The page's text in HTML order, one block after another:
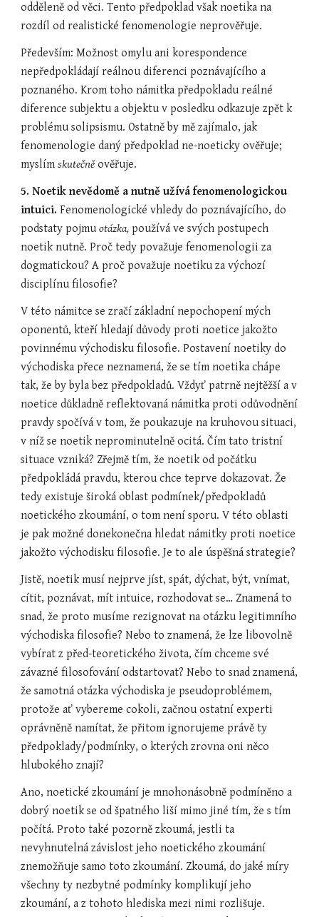
odděleně od věci. Tento předpoklad však noetika na
rozdíl od realistické fenomenologie neprověřuje.
Především: Možnost omylu ani korespondence
nepředpokládají reálnou diferenci poznávajícího a
poznaného. Krom toho námitka předpokladu reálné
diference subjektu a objektu v posledku odkazuje zpět k
problému solipsismu. Ostatně by mě zajímalo, jak
fenomenologie daný předpoklad ne-noeticky ověřuje;
myslím skutečně ověřuje.
5. Noetik nevědomě a nutně užívá fenomenologickou
intuici. Fenomenologické vhledy do poznávajícího, do
podstaty pojmu otázka, používá ve svých postupech
noetik nutně. Proč tedy považuje fenomenologii za
dogmatickou? A proč považuje noetiku za výchozí
disciplínu filosofie?
V této námitce se zračí základní nepochopení mých
oponentů, kteří hledají důvody proti noetice jakožto
povinnému východisku filosofie. Postavení noetiky do
východiska přece neznamená, že se tím noetika chápe
tak, že by byla bez předpokladů. Vždyť patrně nejtěžší a v
noetice důkladně reflektovaná námitka proti odůvodnění
pravdy spočívá v tom, že poukazuje na kruhovou situaci,
v níž se noetik neprominutelně ocitá. Čím tato tristní
situace vzniká? Zřejmě tím, že noetik od počátku
předpokládá pravdu, kterou chce teprve dokazovat. Že
tedy existuje široká oblast podmínek/předpokladů
noetického zkoumání, o tom není sporu. V této oblasti
je pak možné donekonečna hledat námitky proti noetice
jakožto východisku filosofie. Je to ale úspěšná strategie?
Jistě, noetik musí nejprve jíst, spát, dýchat, být, vnímat,
cítit, poznávat, mít intuice, rozhodovat se… Znamená to
snad, že proto musíme rezignovat na otázku legitimního
východiska filosofie? Nebo to znamená, že lze libovolně
vybírat z před-teoretického života, čím chceme své
závazné filosofování odstartovat? Nebo to snad znamená,
že samotná otázka východiska je pseudoproblémem,
protože ať vybereme cokoli, začnou ostatní experti
oprávněně namítat, že přitom ignorujeme právě ty
předpoklady/podmínky, o kterých zrovna oni něco
hlubokého znají?
Ano, noetické zkoumání je mnohonásobně podmíněno a
dobrý noetik se od špatného liší mimo jiné tím, že s tím
počítá. Proto také pozorně zkoumá, jestli ta
nevyhnutelná závislost jeho noetického zkoumání
znemožňuje samo toto zkoumání. Zkoumá, do jaké míry
všechny ty nezbytné podmínky komplikují jeho
zkoumání, a z tohoto hlediska mezi nimi rozlišuje.